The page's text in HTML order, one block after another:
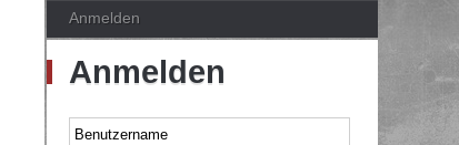
Anmelden
Anmelden